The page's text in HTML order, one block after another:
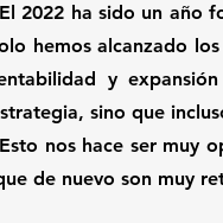
2022 ha sido un año
hemos alcanzado
y
sino que
nos hace ser muy
de nuevo son muy